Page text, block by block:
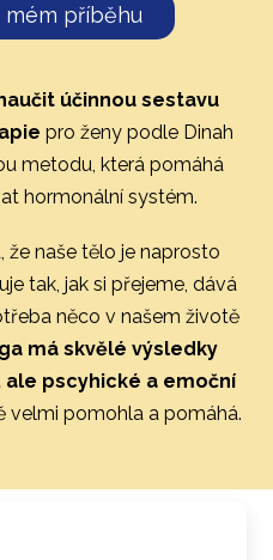
mém příběhu
účinnou sestavu
pro ženy podle Dinah
metodu, která pomáhá
hormonální systém.
naše tělo je naprosto
tak, jak si přejeme, dává
něco v našem životě
má skvělé výsledky
pscyhické a emoční
velmi pomohla a pomáhá.